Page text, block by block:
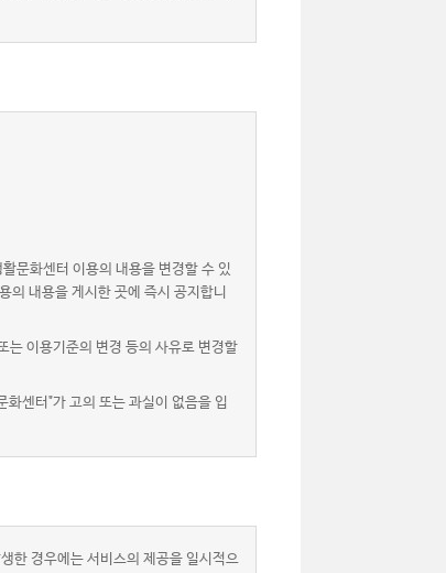
문화센터 이용의 내용을 변경할 수 있
의 내용을 게시한 곳에 즉시 공지합니
는 이용기준의 변경 등의 사유로 변경할
센터"가 고의 또는 과실이 없음을 입
한 경우에는 서비스의 제공을 일시적으